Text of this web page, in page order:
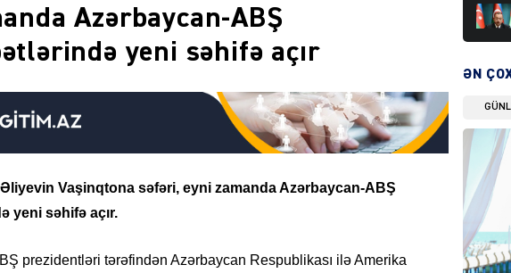
Azərbaycan-ABŞ
yeni səhifə açır
Vaşinqtona səfəri, eyni zamanda Azərbaycan-ABŞ
yeni səhifə açır.
prezidentləri tərəfindən Azərbaycan Respublikası ilə Amerika
DÜNYA
DÜNYA
ƏN